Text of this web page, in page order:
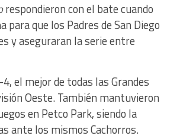
respondieron con el bate cuando
para que los Padres de San Diego
y aseguraran la serie entre
el mejor de todas las Grandes
Oeste. También mantuvieron
en Petco Park, siendo la
ante los mismos Cachorros.